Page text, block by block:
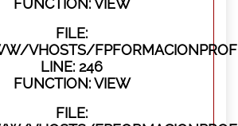
FUNCTION: VIEW
FILE:
VHOSTS/
LINE: 246
FUNCTION: VIEW
FILE: